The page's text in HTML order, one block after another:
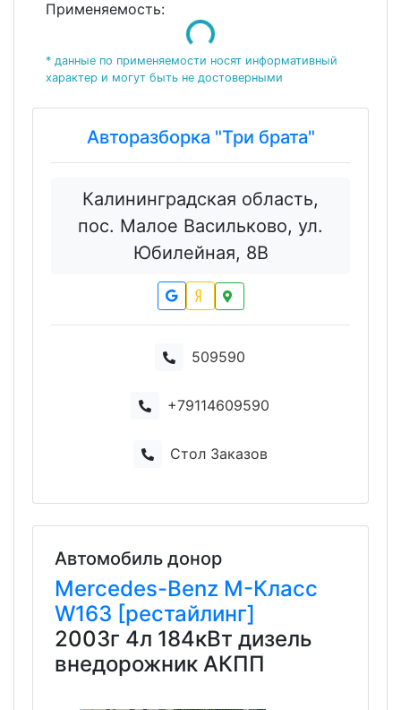
Применяемость:
Loading...
* данные по применяемости носят информативный
характер и могут быть не достоверными
Авторазборка "Три брата"
Калининградская область,
пос. Малое Васильково, ул.
Юбилейная, 8В
509590
+79114609590
Стол Заказов
Автомобиль донор
Mercedes-Benz M-Класс
W163 [рестайлинг]
2003г 4л 184кВт дизель
внедорожник АКПП